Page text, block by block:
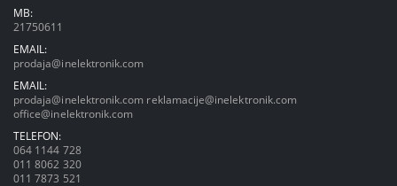
MB:
21750611
EMAIL:
prodaja@inelektronik.com
EMAIL:
prodaja@inelektronik.com reklamacije@inelektronik.com
office@inelektronik.com
TELEFON:
064 1144 728
011 8062 320
011 7873 521